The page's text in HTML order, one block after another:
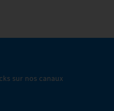
sur nos canaux